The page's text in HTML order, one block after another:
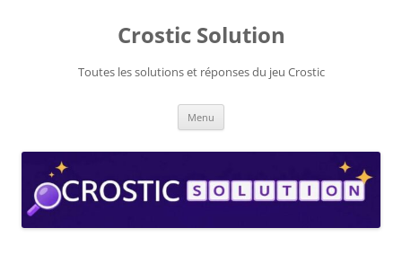
Crostic Solution
Toutes les solutions et réponses du jeu Crostic
Menu